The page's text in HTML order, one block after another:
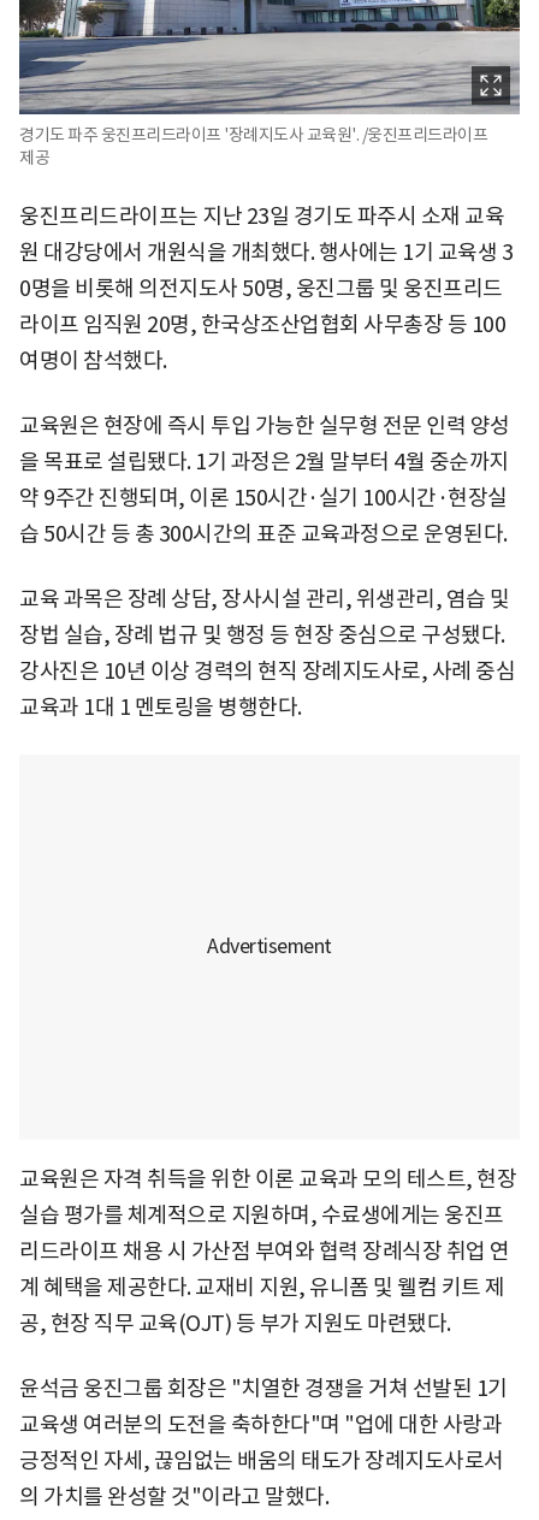
경기도 파주 웅진프리드라이프 '장례지도사 교육원'. /웅진프리드라이프
제공
웅진프리드라이프는 지난 23일 경기도 파주시 소재 교육
원 대강당에서 개원식을 개최했다. 행사에는 1기 교육생 3
0명을 비롯해 의전지도사 50명, 웅진그룹 및 웅진프리드
라이프 임직원 20명, 한국상조산업협회 사무총장 등 100
여명이 참석했다.
교육원은 현장에 즉시 투입 가능한 실무형 전문 인력 양성
을 목표로 설립됐다. 1기 과정은 2월 말부터 4월 중순까지
약 9주간 진행되며, 이론 150시간·실기 100시간·현장실
습 50시간 등 총 300시간의 표준 교육과정으로 운영된다.
교육 과목은 장례 상담, 장사시설 관리, 위생관리, 염습 및
장법 실습, 장례 법규 및 행정 등 현장 중심으로 구성됐다.
강사진은 10년 이상 경력의 현직 장례지도사로, 사례 중심
교육과 1대 1 멘토링을 병행한다.
교육원은 자격 취득을 위한 이론 교육과 모의 테스트, 현장
실습 평가를 체계적으로 지원하며, 수료생에게는 웅진프
리드라이프 채용 시 가산점 부여와 협력 장례식장 취업 연
계 혜택을 제공한다. 교재비 지원, 유니폼 및 웰컴 키트 제
공, 현장 직무 교육(OJT) 등 부가 지원도 마련됐다.
윤석금 웅진그룹 회장은 "치열한 경쟁을 거쳐 선발된 1기
교육생 여러분의 도전을 축하한다"며 "업에 대한 사랑과
긍정적인 자세, 끊임없는 배움의 태도가 장례지도사로서
의 가치를 완성할 것"이라고 말했다.